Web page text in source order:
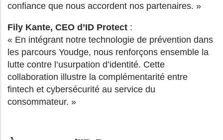
confiance que nous accordent nos partenaires. »
Fily Kante, CEO d’ID Protect :
« En intégrant notre technologie de prévention dans
les parcours Youdge, nous renforçons ensemble la
lutte contre l’usurpation d’identité. Cette
collaboration illustre la complémentarité entre
fintech et cybersécurité au service du
consommateur. »